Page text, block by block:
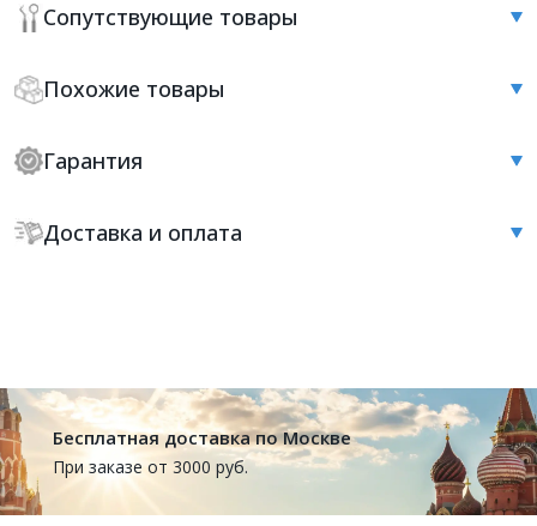
Сопутствующие товары
Похожие товары
Гарантия
Доставка и оплата
Бесплатная доставка по Москве
При заказе от 3000 руб.